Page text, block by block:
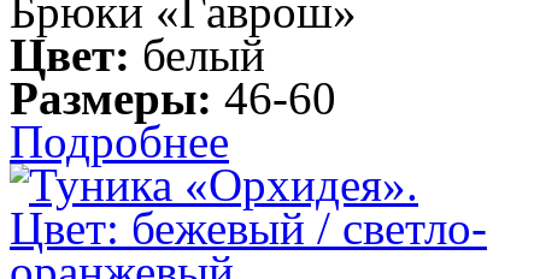
Брюки «Гаврош»
Цвет: белый
Размеры: 46-60
Подробнее